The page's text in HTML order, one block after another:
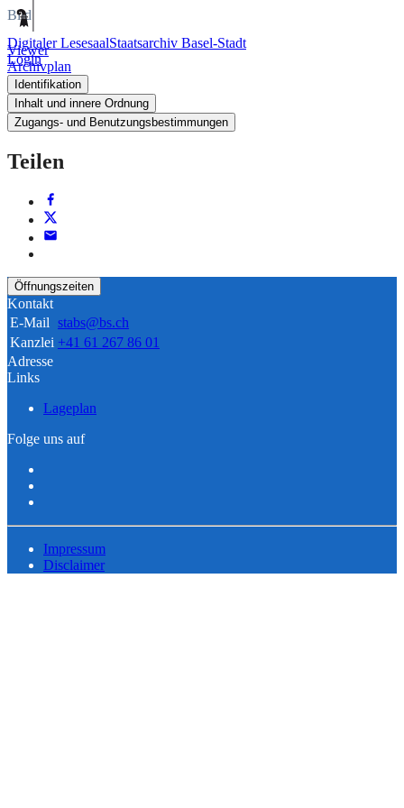
Digitaler LesesaalStaatsarchiv Basel-Stadt
Login
Bild
Viewer
Archivplan
Identifikation
Inhalt und innere Ordnung
Zugangs- und Benutzungsbestimmungen
Teilen
Öffnungszeiten
Kontakt
E-Mail stabs@bs.ch
Kanzlei +41 61 267 86 01
Adresse
Links
Lageplan
Folge uns auf
Impressum
Disclaimer